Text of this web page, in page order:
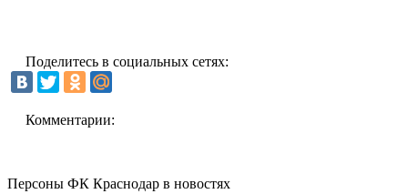
Поделитесь в социальных сетях:
Комментарии:
Персоны ФК Краснодар в новостях